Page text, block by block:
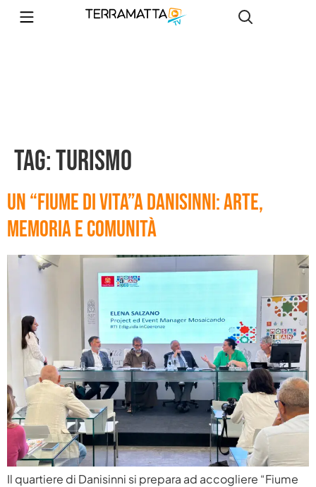
Tag:turismo
Un “Fiume di Vita”a Danisinni: arte,
memoria e comunità
Il quartiere di Danisinni si prepara ad accogliere “Fiume